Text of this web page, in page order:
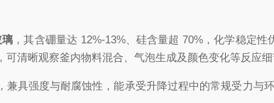
璃 ，其含硼量达 12%-13%、硅含量超 70%，化学稳定性
，可清晰观察釜内物料混合、气泡生成及颜色变化等反应
兼具强度与耐腐蚀性，能承受升降过程中的常规受力与